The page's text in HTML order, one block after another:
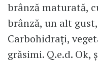
brânză maturată,
brânză, un alt
Carbohidrați,
grăsimi. Q.e.d.